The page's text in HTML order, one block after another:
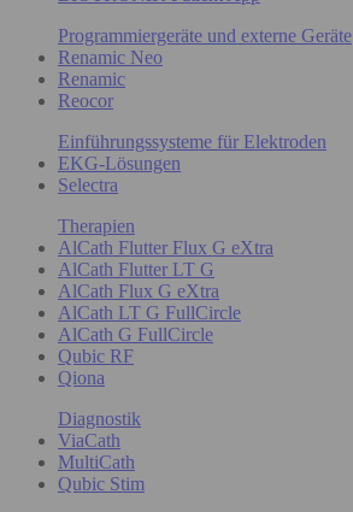
Programmiergeräte und externe Geräte
Renamic Neo
Renamic
Reocor
Einführungssysteme für Elektroden
EKG-Lösungen
Selectra
Therapien
AlCath Flutter Flux G eXtra
AlCath Flutter LT G
AlCath Flux G eXtra
AlCath LT G FullCircle
AlCath G FullCircle
Qubic RF
Qiona
Diagnostik
ViaCath
MultiCath
Qubic Stim